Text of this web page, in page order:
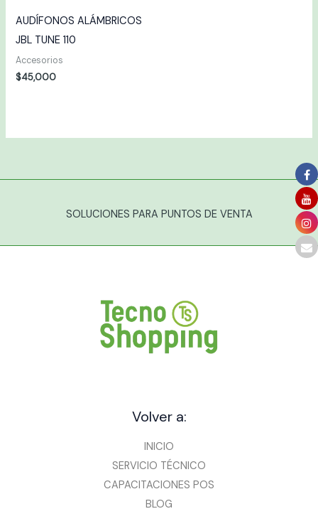
AUDÍFONOS ALÁMBRICOS
JBL TUNE 110
Accesorios
$45,000
SOLUCIONES PARA PUNTOS DE VENTA
Volver a:
INICIO
SERVICIO TÉCNICO
CAPACITACIONES POS
BLOG